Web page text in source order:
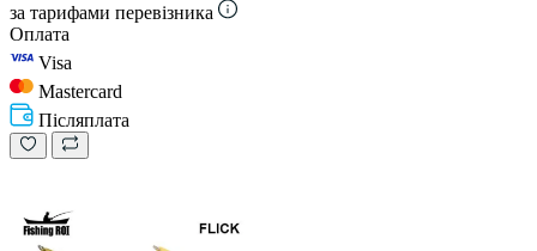
за тарифами перевізника
Оплата
Visa
Mastercard
Післяплата